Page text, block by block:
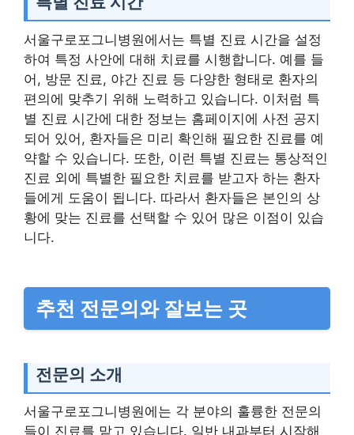
서울구로포그니병원에서는 특별 진료 시간을 설정
하여 특정 사안에 대해 치료를 시행합니다. 예를 들
어, 방문 진료, 야간 진료 등 다양한 형태로 환자의
편의에 맞추기 위해 노력하고 있습니다. 이처럼 특
별 진료 시간에 대한 정보는 홈페이지에 사전 공지
되어 있어, 환자들은 미리 확인해 필요한 진료를 예
약할 수 있습니다. 또한, 이런 특별 진료는 통상적인
진료 외에 특별한 필요한 치료를 받고자 하는 환자
들에게 도움이 됩니다. 따라서 환자들은 본인의 상
황에 맞는 진료를 선택할 수 있어 많은 이점이 있습
니다.
추천 전문의와 잘보는 곳
전문의 소개
서울구로포그니병원에는 각 분야의 훌륭한 전문의
들이 진료를 맡고 있습니다. 일반 내과부터 시작해